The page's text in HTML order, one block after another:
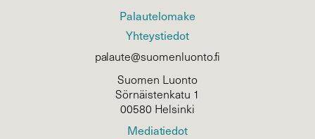
Palautelomake
Yhteystiedot
palaute@suomenluonto.fi
Suomen Luonto
Sörnäistenkatu 1
00580 Helsinki
Mediatiedot